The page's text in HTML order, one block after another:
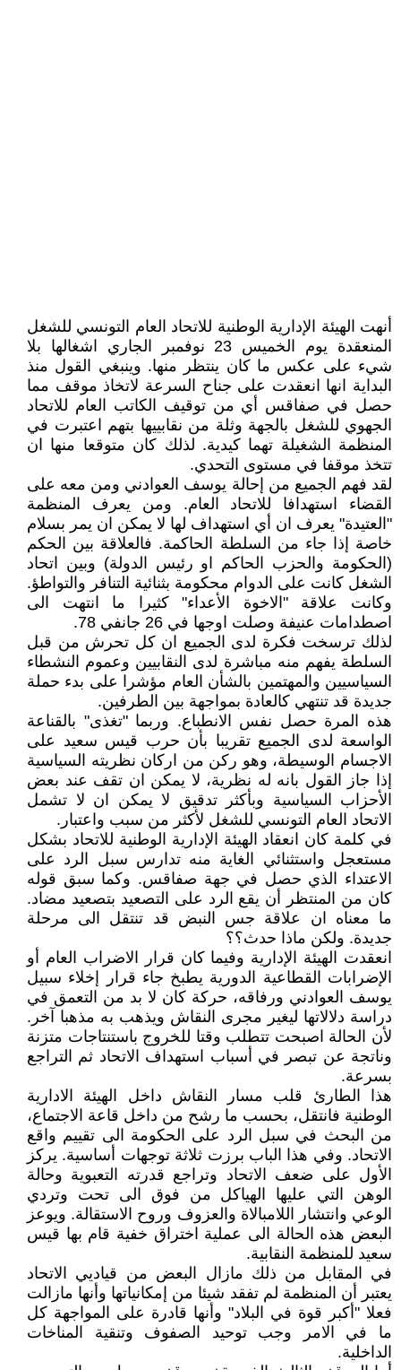
أنهت الهيئة الإدارية الوطنية للاتحاد العام التونسي للشغل
المنعقدة يوم الخميس 23 نوفمبر الجاري اشغالها بلا
شيء على عكس ما كان ينتظر منها. وينبغي القول منذ
البداية انها انعقدت على جناح السرعة لاتخاذ موقف مما
حصل في صفاقس أي من توقيف الكاتب العام للاتحاد
الجهوي للشغل بالجهة وثلة من نقابييها بتهم اعتبرت في
المنظمة الشغيلة تهما كيدية. لذلك كان متوقعا منها ان
تتخذ موقفا في مستوى التحدي.
لقد فهم الجميع من إحالة يوسف العوادني ومن معه على
القضاء استهدافا للاتحاد العام. ومن يعرف المنظمة
"العتيدة" يعرف ان أي استهداف لها لا يمكن ان يمر بسلام
خاصة إذا جاء من السلطة الحاكمة. فالعلاقة بين الحكم
(الحكومة والحزب الحاكم او رئيس الدولة) وبين اتحاد
الشغل كانت على الدوام محكومة بثنائية التنافر والتواطؤ.
وكانت علاقة "الاخوة الأعداء" كثيرا ما انتهت الى
اصطدامات عنيفة وصلت اوجها في 26 جانفي 78.
لذلك ترسخت فكرة لدى الجميع ان كل تحرش من قبل
السلطة يفهم منه مباشرة لدى النقابيين وعموم النشطاء
السياسيين والمهتمين بالشأن العام مؤشرا على بدء حملة
جديدة قد تنتهي كالعادة بمواجهة بين الطرفين.
هذه المرة حصل نفس الانطباع. وربما "تغذى" بالقناعة
الواسعة لدى الجميع تقريبا بأن حرب قيس سعيد على
الاجسام الوسيطة، وهو ركن من اركان نظريته السياسية
إذا جاز القول بانه له نظرية، لا يمكن ان تقف عند بعض
الأحزاب السياسية وبأكثر تدقيق لا يمكن ان لا تشمل
الاتحاد العام التونسي للشغل لأكثر من سبب واعتبار.
في كلمة كان انعقاد الهيئة الإدارية الوطنية للاتحاد بشكل
مستعجل واستثنائي الغاية منه تدارس سبل الرد على
الاعتداء الذي حصل في جهة صفاقس. وكما سبق قوله
كان من المنتظر أن يقع الرد على التصعيد بتصعيد مضاد.
ما معناه ان علاقة جس النبض قد تنتقل الى مرحلة
جديدة. ولكن ماذا حدث؟؟
انعقدت الهيئة الإدارية وفيما كان قرار الاضراب العام أو
الإضرابات القطاعية الدورية يطبخ جاء قرار إخلاء سبيل
يوسف العوادني ورفاقه، حركة كان لا بد من التعمق في
دراسة دلالاتها ليغير مجرى النقاش ويذهب به مذهبا آخر.
لأن الحالة اصبحت تتطلب وقتا للخروج باستنتاجات متزنة
وناتجة عن تبصر في أسباب استهداف الاتحاد ثم التراجع
بسرعة.
هذا الطارئ قلب مسار النقاش داخل الهيئة الادارية
الوطنية فانتقل، بحسب ما رشح من داخل قاعة الاجتماع،
من البحث في سبل الرد على الحكومة الى تقييم واقع
الاتحاد. وفي هذا الباب برزت ثلاثة توجهات أساسية. يركز
الأول على ضعف الاتحاد وتراجع قدرته التعبوية وحالة
الوهن التي عليها الهياكل من فوق الى تحت وتردي
الوعي وانتشار اللامبالاة والعزوف وروح الاستقالة. ويوعز
البعض هذه الحالة الى عملية اختراق خفية قام بها قيس
سعيد للمنظمة النقابية.
في المقابل من ذلك مازال البعض من قياديي الاتحاد
يعتبر أن المنظمة لم تفقد شيئا من إمكانياتها وأنها مازالت
فعلا "أكبر قوة في البلاد" وأنها قادرة على المواجهة كل
ما في الامر وجب توحيد الصفوف وتنقية المناخات
الداخلية.